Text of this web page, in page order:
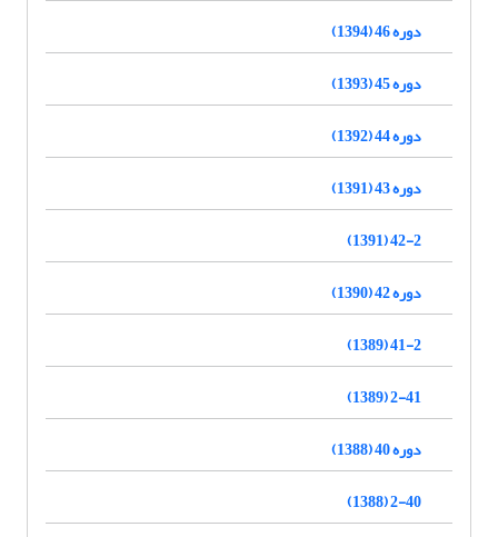
دوره 46 (1394)
دوره 45 (1393)
دوره 44 (1392)
دوره 43 (1391)
42-2 (1391)
دوره 42 (1390)
41-2 (1389)
2-41 (1389)
دوره 40 (1388)
2-40 (1388)